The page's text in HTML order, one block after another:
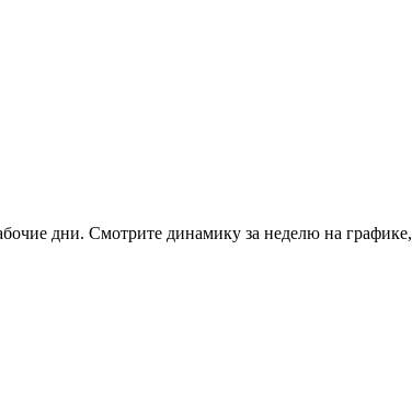
дни. Смотрите динамику за неделю на графике,